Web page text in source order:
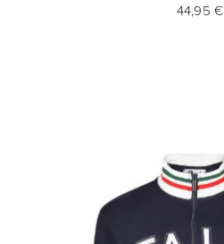
44,95 €